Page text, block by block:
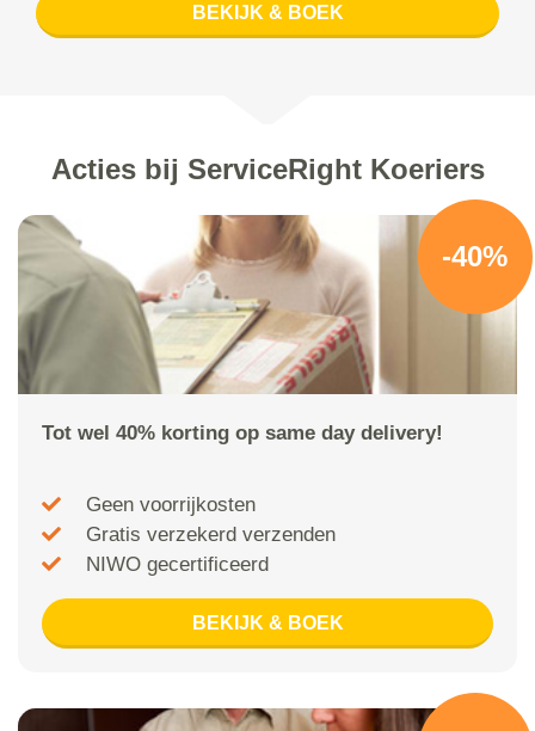
BEKIJK & BOEK
Acties bij ServiceRight Koeriers
-40%
Tot wel 40% korting op same day delivery!
Geen voorrijkosten
Gratis verzekerd verzenden
NIWO gecertificeerd
BEKIJK & BOEK